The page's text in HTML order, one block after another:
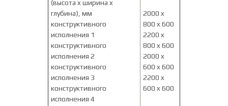
(высота x ширина x
глубина), мм
конструктивного
исполнения 1
конструктивного
исполнения 2
конструктивного
исполнения 3
конструктивного
исполнения 4
2000 x
800 x 600
2200 x
800 x 600
2000 x
600 x 600
2200 x
600 x 600